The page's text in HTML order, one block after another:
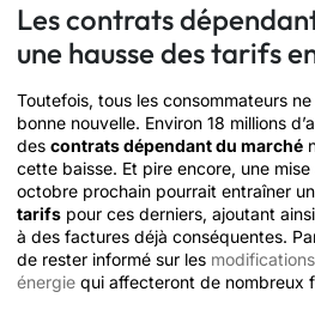
Les contrats
une hausse des tarifs
Toutefois, tous les consommateurs
bonne nouvelle. Environ 18 millions
des contrats dépendant du marché
cette baisse. Et pire encore, une
octobre prochain pourrait entraîner
tarifs pour ces derniers, ajoutant
à des factures déjà conséquentes.
de rester informé sur les
énergie qui affecteront de nombreux